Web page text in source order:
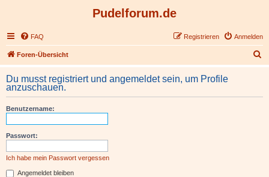
Pudelforum.de
FAQ Anmelden
Registrieren
Foren-Übersicht
u
h
Du musst registriert und angemeldet sein, um Profile
anzuschauen.
Benutzername:
Passwort:
Ich habe mein Passwort vergessen
Angemeldet bleiben